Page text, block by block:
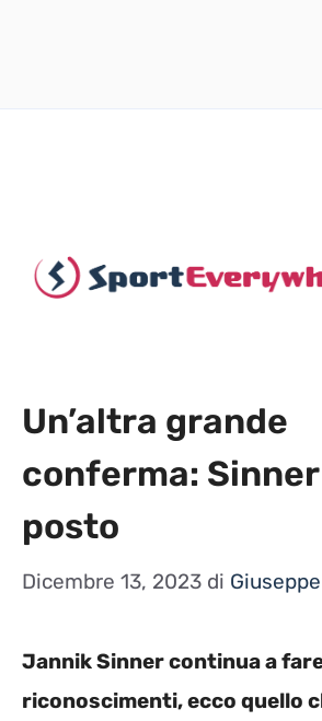
Un’altra grande
conferma:
posto
Dicembre 13, 2023 di
Jannik Sinner continua a
riconoscimenti, ecco quello